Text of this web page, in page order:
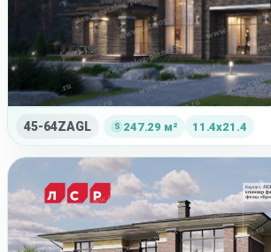
45-64ZAGL 247.29 м² 11.4x21.4